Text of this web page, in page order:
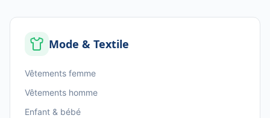
Mode & Textile
Vêtements femme
Vêtements homme
Enfant & bébé